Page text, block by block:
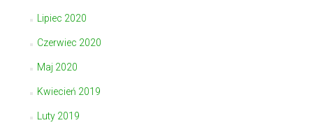
Lipiec 2020
Czerwiec 2020
Maj 2020
Kwiecień 2019
Luty 2019